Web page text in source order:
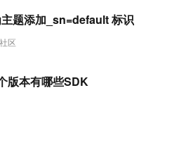
区
题添加_sn=default 标识
版本有哪些SDK